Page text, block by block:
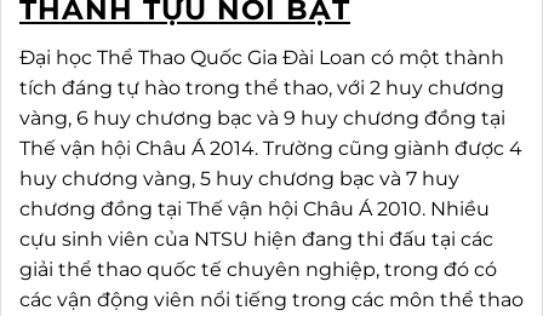
THÀNH TỰU NỔI BẬT
Đại học Thể Thao Quốc Gia Đài Loan có một thành
tích đáng tự hào trong thể thao, với 2 huy chương
vàng, 6 huy chương bạc và 9 huy chương đồng tại
Thế vận hội Châu Á 2014. Trường cũng giành được 4
huy chương vàng, 5 huy chương bạc và 7 huy
chương đồng tại Thế vận hội Châu Á 2010. Nhiều
cựu sinh viên của NTSU hiện đang thi đấu tại các
giải thể thao quốc tế chuyên nghiệp, trong đó có
các vận động viên nổi tiếng trong các môn thể thao